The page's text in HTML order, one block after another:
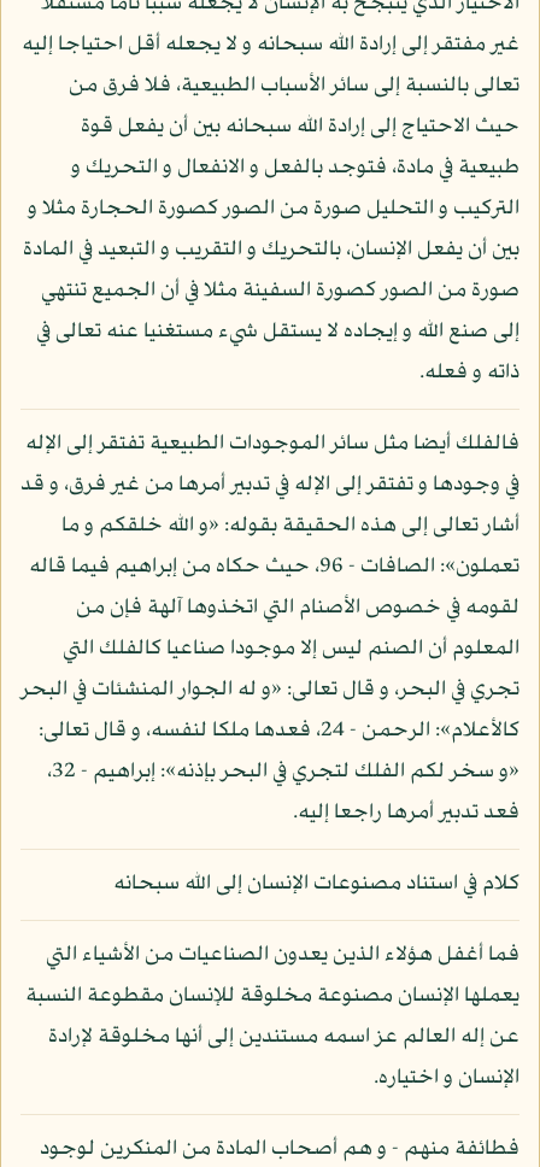
غير مفتقر إلى إرادة الله سبحانه و لا يجعله أقل احتياجا إليه
تعالى بالنسبة إلى سائر الأسباب الطبيعية، فلا فرق من
حيث الاحتياج إلى إرادة الله سبحانه بين أن يفعل قوة
طبيعية في مادة، فتوجد بالفعل و الانفعال و التحريك و
التركيب و التحليل صورة من الصور كصورة الحجارة مثلا و
بين أن يفعل الإنسان، بالتحريك و التقريب و التبعيد في المادة
صورة من الصور كصورة السفينة مثلا في أن الجميع تنتهي
إلى صنع الله و إيجاده لا يستقل شيء مستغنيا عنه تعالى في
ذاته و فعله.
فالفلك أيضا مثل سائر الموجودات الطبيعية تفتقر إلى الإله
في وجودها و تفتقر إلى الإله في تدبير أمرها من غير فرق، و قد
أشار تعالى إلى هذه الحقيقة بقوله: «و الله خلقكم و ما
تعملون»: الصافات - 96، حيث حكاه من إبراهيم فيما قاله
لقومه في خصوص الأصنام التي اتخذوها آلهة فإن من
المعلوم أن الصنم ليس إلا موجودا صناعيا كالفلك التي
تجري في البحر، و قال تعالى: «و له الجوار المنشئات في البحر
كالأعلام»: الرحمن - 24، فعدها ملكا لنفسه، و قال تعالى:
«و سخر لكم الفلك لتجري في البحر بإذنه»: إبراهيم - 32،
فعد تدبير أمرها راجعا إليه.
كلام في استناد مصنوعات الإنسان إلى الله سبحانه
فما أغفل هؤلاء الذين يعدون الصناعيات من الأشياء التي
يعملها الإنسان مصنوعة مخلوقة للإنسان مقطوعة النسبة
عن إله العالم عز اسمه مستندين إلى أنها مخلوقة لإرادة
الإنسان و اختياره.
فطائفة منهم - و هم أصحاب المادة من المنكرين لوجود